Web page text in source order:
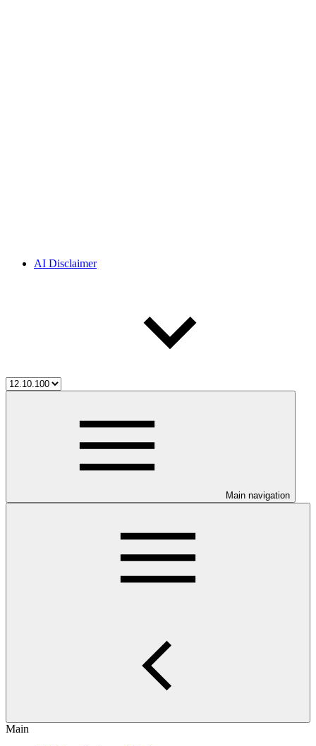
AI Disclaimer
Main navigation
Main